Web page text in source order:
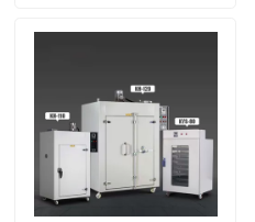
Produkte
Über uns